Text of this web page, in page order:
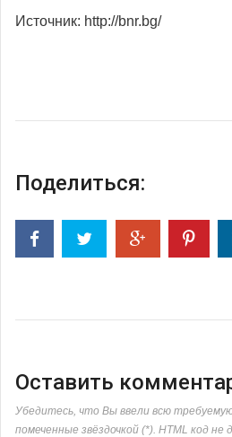
Источник: http://bnr.bg/
Поделиться:
Оставить
Убедитесь, что Вы ввели всю
помеченные звёздочкой (*). HTML код не